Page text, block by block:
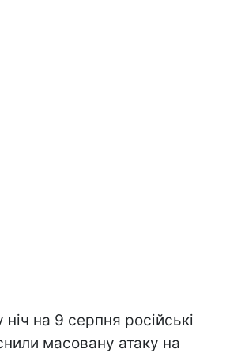
на 9 серпня російські
масовану атаку на